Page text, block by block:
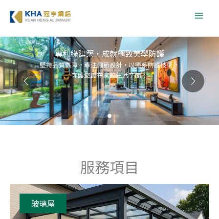
要
內
容
專利綠建築，成就極致美學防護
堅持品質保障，專注細節設計，以德系防護技術，
守護您最在意的生活空間。
服務項目
玻璃屋